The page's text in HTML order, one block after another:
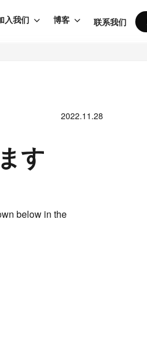
入我们 博客 联系我们
2022.11.28
す
below in the